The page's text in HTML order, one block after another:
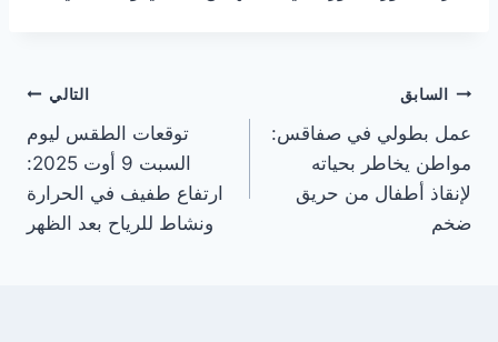
تصفّح
المقالات
السابق
عمل بطولي في صفاقس:
مواطن يخاطر بحياته
لإنقاذ أطفال من حريق
ضخم
التالي
توقعات الطقس ليوم
السبت 9 أوت 2025:
ارتفاع طفيف في الحرارة
ونشاط للرياح بعد الظهر